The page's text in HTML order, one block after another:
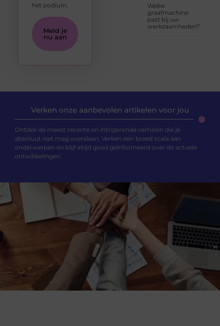
Welke
graafmachine
past bij uw
werkzaamheden?
het podium.
Meld je
nu aan
Verken onze aanbevolen artikelen voor jou
Ontdek de meest recente en intrigerende verhalen die je
absoluut niet mag overslaan. Verken een breed scala aan
onderwerpen en blijf altijd goed geïnformeerd over de actuele
ontwikkelingen.